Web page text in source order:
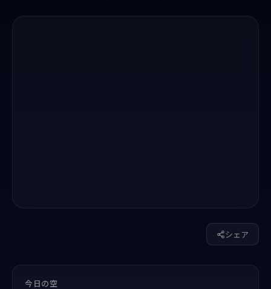
シェア
今日の空